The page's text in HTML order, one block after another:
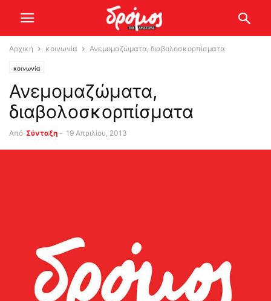
Αρχική κοινωνία Ανεμομαζώματα, διαβολοσκορπίσματα
κοινωνία
Ανεμομαζώματα,
διαβολοσκορπίσματα
Από Σύνταξη - 19 Απριλίου, 2013